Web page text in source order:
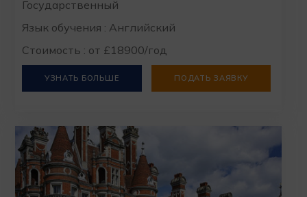
Государственный
Язык обучения : Английский
Стоимость : от £18900/год
УЗНАТЬ БОЛЬШЕ ПОДАТЬ ЗАЯВКУ